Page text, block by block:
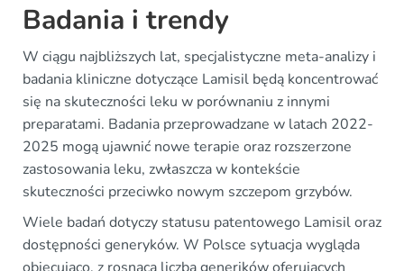
Badania i trendy
W ciągu najbliższych lat, specjalistyczne meta-analizy i
badania kliniczne dotyczące Lamisil będą koncentrować
się na skuteczności leku w porównaniu z innymi
preparatami. Badania przeprowadzane w latach 2022-
2025 mogą ujawnić nowe terapie oraz rozszerzone
zastosowania leku, zwłaszcza w kontekście
skuteczności przeciwko nowym szczepom grzybów.
Wiele badań dotyczy statusu patentowego Lamisil oraz
dostępności generyków. W Polsce sytuacja wygląda